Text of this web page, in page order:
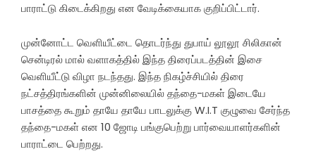
பாராட்டு கிடைக்கிறது என வேடிக்கையாக குறிப்பிட்டார்.
முன்னோட்ட வெளியீட்டை தொடர்ந்து துபாய் லூலூ சிலிகான்
சென்டிரல் மால் வளாகத்தில் இந்த திரைப்படத்தின் இசை
வெளியீட்டு விழா நடந்தது. இந்த நிகழ்ச்சியில் திரை
நட்சத்திரங்களின் முன்னிலையில் தந்தை-மகள் இடையே
பாசத்தை கூறும் தாயே தாயே பாடலுக்கு W.I.T குழுவை சேர்ந்த
தந்தை-மகள் என 10 ஜோடி பங்குபெற்று பார்வையாளர்களின்
பாராட்டை பெற்றது.